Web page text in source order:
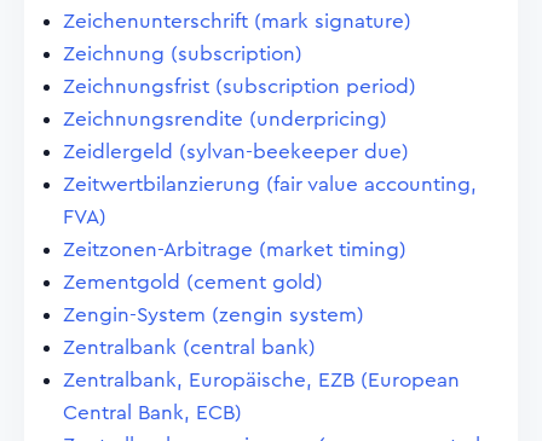
Zeichenunterschrift (mark signature)
Zeichnung (subscription)
Zeichnungsfrist (subscription period)
Zeichnungsrendite (underpricing)
Zeidlergeld (sylvan-beekeeper due)
Zeitwertbilanzierung (fair value accounting,
FVA)
Zeitzonen-Arbitrage (market timing)
Zementgold (cement gold)
Zengin-System (zengin system)
Zentralbank (central bank)
Zentralbank, Europäische, EZB (European
Central Bank, ECB)